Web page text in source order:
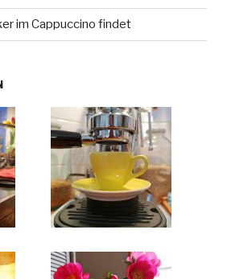
im Cappuccino findet